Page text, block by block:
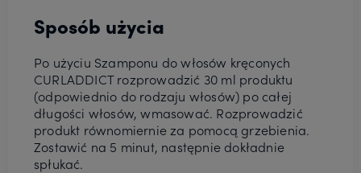
Sposób użycia
Po użyciu Szamponu do włosów kręconych
CURLADDICT rozprowadzić 30 ml produktu
(odpowiednio do rodzaju włosów) po całej
długości włosów, wmasować. Rozprowadzić
produkt równomiernie za pomocą grzebienia.
Zostawić na 5 minut, następnie dokładnie
spłukać.